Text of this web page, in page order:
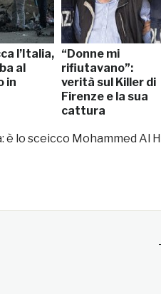
l’Italia,
al
in
“Donne mi
rifiutavano”:
verità sul Killer di
Firenze e la sua
cattura
è lo sceicco Mohammed Al